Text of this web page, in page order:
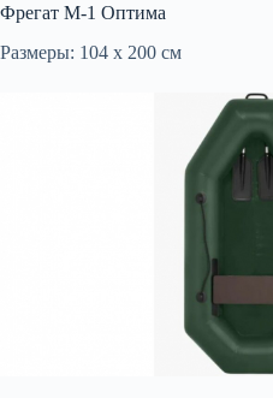
Фрегат М-1 Оптима
Размеры: 104 х 200 см